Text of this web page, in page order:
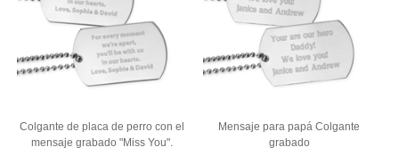
Colgante de placa de perro con el
mensaje grabado "Miss You".
Mensaje para papá Colgante
grabado